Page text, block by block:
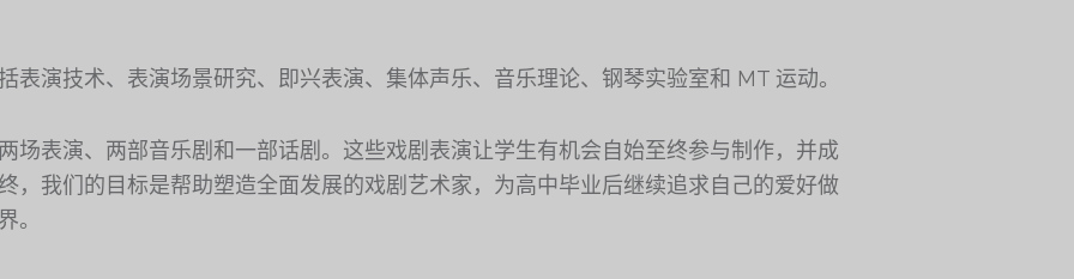
表演技术、表演场景研究、即兴表演、集体声乐、音乐理论、钢琴实验室和 MT 运动。
场表演、两部音乐剧和一部话剧。这些戏剧表演让学生有机会自始至终参与制作，并成
，我们的目标是帮助塑造全面发展的戏剧艺术家，为高中毕业后继续追求自己的爱好做
。